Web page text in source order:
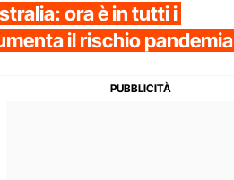
ora è in tutti i
il rischio pandemia